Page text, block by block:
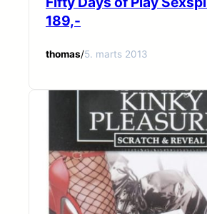
189,-
thomas/5. marts 2013